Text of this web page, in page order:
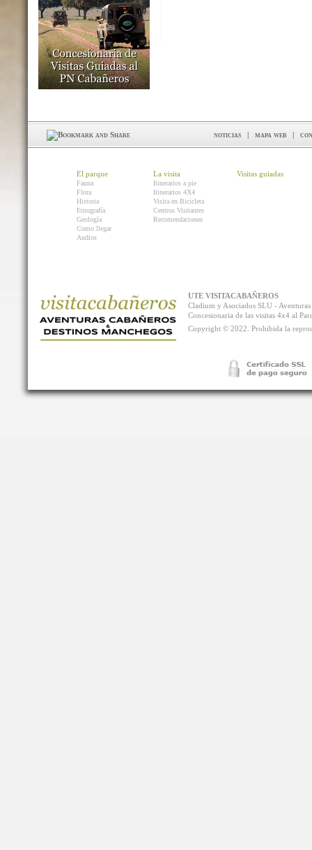
noticias | mapa web |
El parque
Fauna
Flora
Historia
Etnografía
Geología
Como llegar
Audios
La visita
Itinerarios a pie
Itinerarios 4X4
Visita en Bicicleta
Centros Visitantes
Recomendaciones
Visitas guiadas
UTE VISITACABAÑEROS
Cladium y Asociados SLU -
Concesionaria de las visitas 4x4 al
Copyright © 2022. Prohibida la